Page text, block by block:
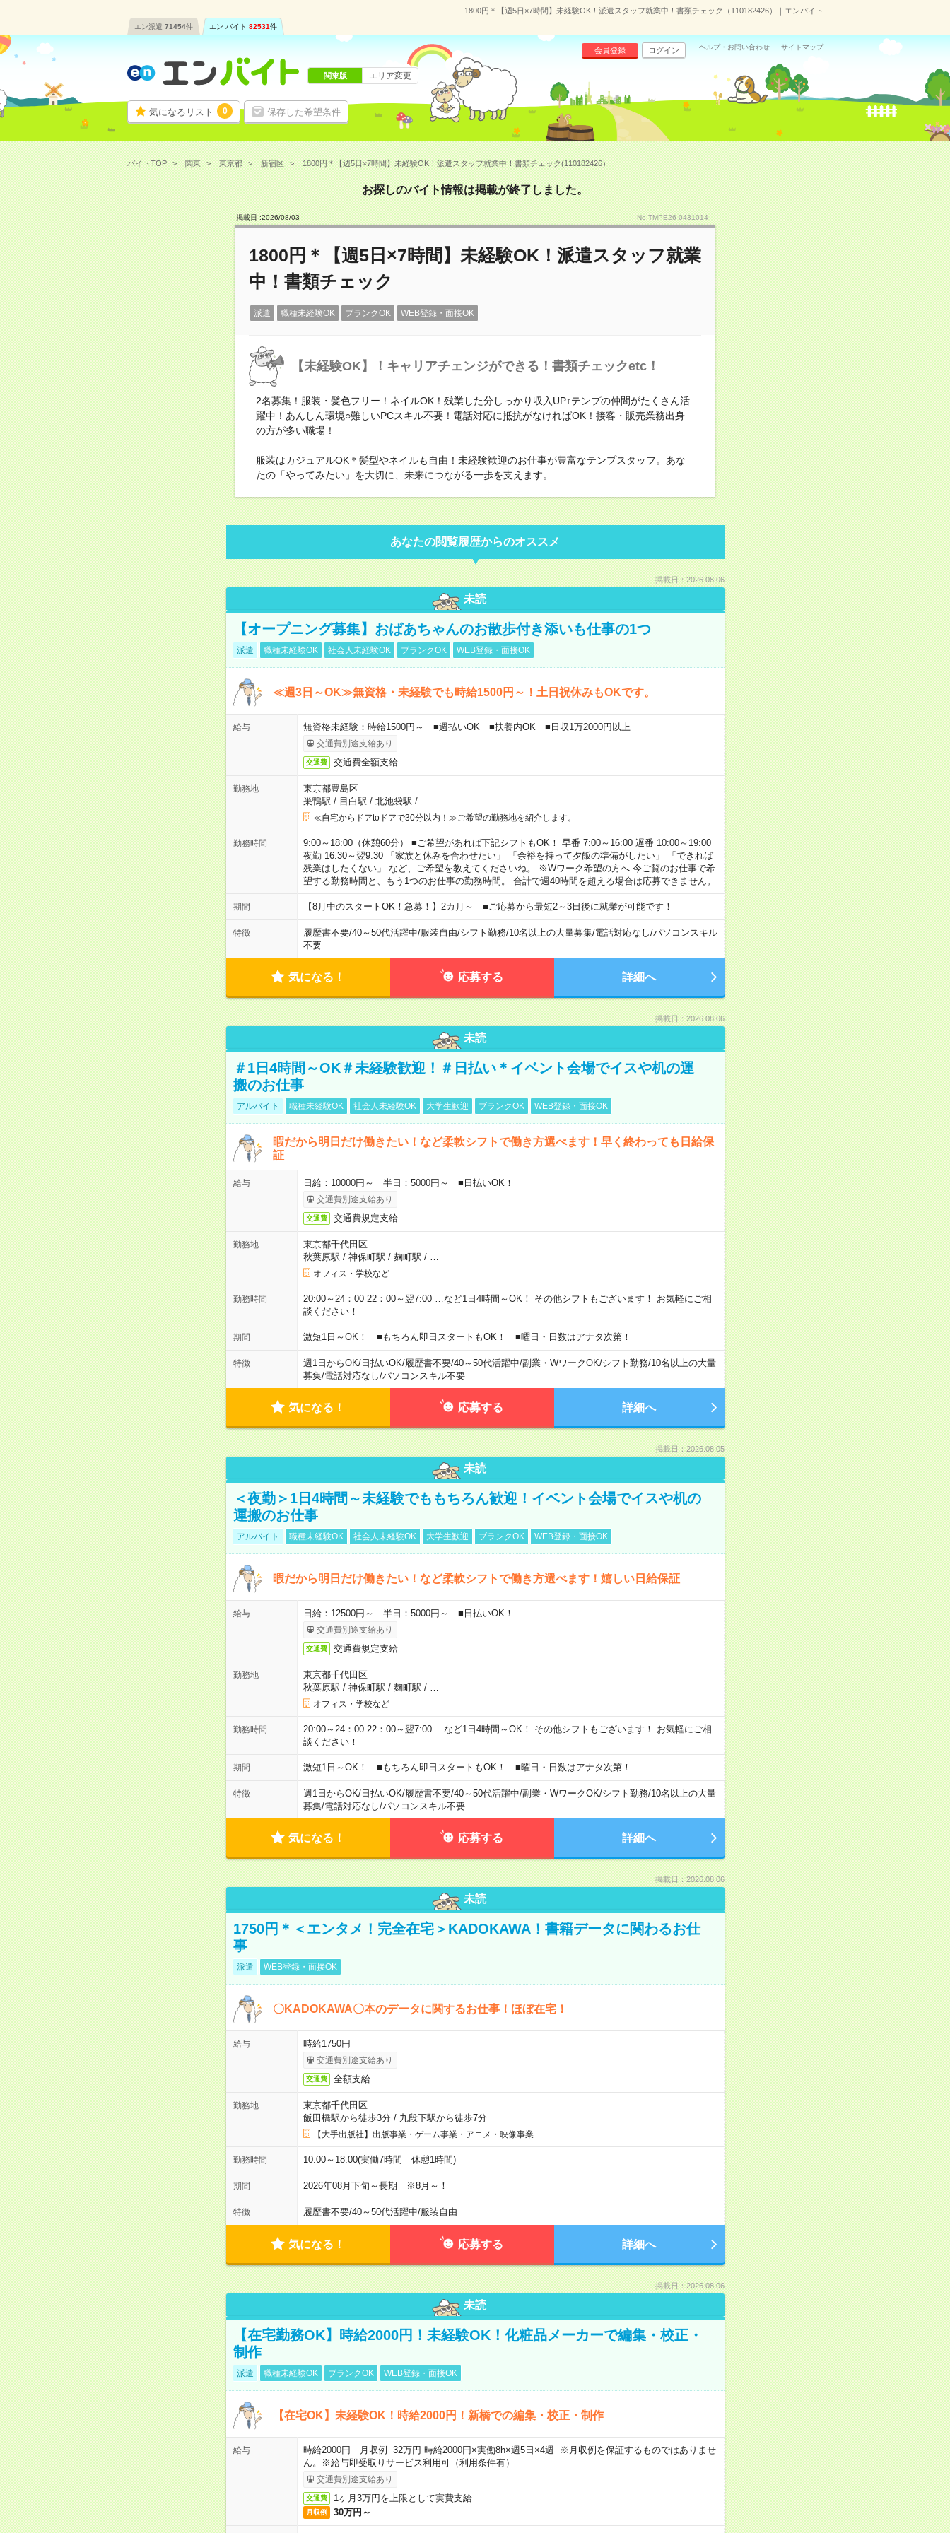
1800円＊【週5日×7時間】未経験OK！派遣スタッフ就業中！書類チェック（110182426）｜エンバイト
エン派遣 71454件 エン バイト 82531件
気になるリスト 0 保存した希望条件
会員登録 ログイン ヘルプ・お問い合わせ サイトマップ
関東版 エリア変更
バイトTOP 関東 東京都 新宿区 1800円＊【週5日×7時間】未経験OK！派遣スタッフ就業中！書類チェック(110182426）
お探しのバイト情報は掲載が終了しました。
掲載日 :2026/08/03 No.TMPE26-0431014
1800円＊【週5日×7時間】未経験OK！派遣スタッフ就業
中！書類チェック
派遣 職種未経験OK ブランクOK WEB登録・面接OK
【未経験OK】！キャリアチェンジができる！書類チェックetc！
2名募集！服装・髪色フリー！ネイルOK！残業した分しっかり収入UP↑テンプの仲間がたくさん活
躍中！あんしん環境○難しいPCスキル不要！電話対応に抵抗がなければOK！接客・販売業務出身
の方が多い職場！
服装はカジュアルOK＊髪型やネイルも自由！未経験歓迎のお仕事が豊富なテンプスタッフ。あな
たの「やってみたい」を大切に、未来につながる一歩を支えます。
あなたの閲覧履歴からのオススメ
掲載日：2026.08.06
未読
【オープニング募集】おばあちゃんのお散歩付き添いも仕事の1つ
派遣 職種未経験OK 社会人未経験OK ブランクOK WEB登録・面接OK
≪週3日～OK≫無資格・未経験でも時給1500円～！土日祝休みもOKです。
給与 無資格未経験：時給1500円～ ■週払いOK ■扶養内OK ■日収1万2000円以上
交通費別途支給あり
交通費 交通費全額支給
勤務地
東京都豊島区
巣鴨駅 / 目白駅 / 北池袋駅 /
≪自宅からドアtoドアで30分以内！≫ご希望の勤務地を紹介します。
勤務時間
9:00～18:00（休憩60分） ■ご希望があれば下記シフトもOK！ 早番 7:00～16:00 遅番 10:00～19:00
夜勤 16:30～翌9:30 「家族と休みを合わせたい」 「余裕を持って夕飯の準備がしたい」 「できれば
残業はしたくない」 など、ご希望を教えてくださいね。 ※Wワーク希望の方へ 今ご覧のお仕事で希
望する勤務時間と、もう1つのお仕事の勤務時間。 合計で週40時間を超える場合は応募できません。
期間 【8月中のスタートOK！急募！】2カ月～ ■ご応募から最短2～3日後に就業が可能です！
特徴 履歴書不要/40～50代活躍中/服装自由/シフト勤務/10名以上の大量募集/電話対応なし/パソコンスキル
不要
気になる！ 応募する 詳細へ
掲載日：2026.08.06
未読
＃1日4時間～OK＃未経験歓迎！＃日払い＊イベント会場でイスや机の運
搬のお仕事
アルバイト 職種未経験OK 社会人未経験OK 大学生歓迎 ブランクOK WEB登録・面接OK
暇だから明日だけ働きたい！など柔軟シフトで働き方選べます！早く終わっても日給保
証
給与 日給：10000円～ 半日：5000円～ ■日払いOK！
交通費別途支給あり
交通費 交通費規定支給
勤務地
東京都千代田区
秋葉原駅 / 神保町駅 / 麹町駅 /
オフィス・学校など
勤務時間
20:00～24：00 22：00～翌7:00 …など1日4時間～OK！ その他シフトもございます！ お気軽にご相
談ください！
期間 激短1日～OK！ ■もちろん即日スタートもOK！ ■曜日・日数はアナタ次第！
特徴 週1日からOK/日払いOK/履歴書不要/40～50代活躍中/副業・WワークOK/シフト勤務/10名以上の大量
募集/電話対応なし/パソコンスキル不要
気になる！ 応募する 詳細へ
掲載日：2026.08.05
未読
＜夜勤＞1日4時間～未経験でももちろん歓迎！イベント会場でイスや机の
運搬のお仕事
アルバイト 職種未経験OK 社会人未経験OK 大学生歓迎 ブランクOK WEB登録・面接OK
暇だから明日だけ働きたい！など柔軟シフトで働き方選べます！嬉しい日給保証
給与 日給：12500円～ 半日：5000円～ ■日払いOK！
交通費別途支給あり
交通費 交通費規定支給
勤務地
東京都千代田区
秋葉原駅 / 神保町駅 / 麹町駅 /
オフィス・学校など
勤務時間
20:00～24：00 22：00～翌7:00 …など1日4時間～OK！ その他シフトもございます！ お気軽にご相
談ください！
期間 激短1日～OK！ ■もちろん即日スタートもOK！ ■曜日・日数はアナタ次第！
特徴 週1日からOK/日払いOK/履歴書不要/40～50代活躍中/副業・WワークOK/シフト勤務/10名以上の大量
募集/電話対応なし/パソコンスキル不要
気になる！ 応募する 詳細へ
掲載日：2026.08.06
未読
1750円＊＜エンタメ！完全在宅＞KADOKAWA！書籍データに関わるお仕
事
派遣 WEB登録・面接OK
〇KADOKAWA〇本のデータに関するお仕事！ほぼ在宅！
給与 時給1750円
交通費別途支給あり
交通費 全額支給
勤務地
東京都千代田区
飯田橋駅から徒歩3分/ 九段下駅から徒歩7分
【大手出版社】出版事業・ゲーム事業・アニメ・映像事業
勤務時間 10:00～18:00(実働7時間 休憩1時間)
期間 2026年08月下旬～長期 ※8月～！
特徴 履歴書不要/40～50代活躍中/服装自由
気になる！ 応募する 詳細へ
掲載日：2026.08.06
未読
【在宅勤務OK】時給2000円！未経験OK！化粧品メーカーで編集・校正・
制作
派遣 職種未経験OK ブランクOK WEB登録・面接OK
【在宅OK】未経験OK！時給2000円！新橋での編集・校正・制作
給与
時給2000円 月収例 32万円 時給2000円×実働8h×週5日×4週 ※月収例を保証するものではありませ
ん。※給与即受取りサービス利用可（利用条件有）
交通費別途支給あり
交通費 1ヶ月3万円を上限として実費支給
月収例 30万円～